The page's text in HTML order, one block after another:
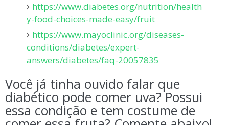
https://www.diabetes.org/nutrition/health
y-food-choices-made-easy/fruit
https://www.mayoclinic.org/diseases-
conditions/diabetes/expert-
answers/diabetes/faq-20057835
Você já tinha ouvido falar que
diabético pode comer uva? Possui
essa condição e tem costume de